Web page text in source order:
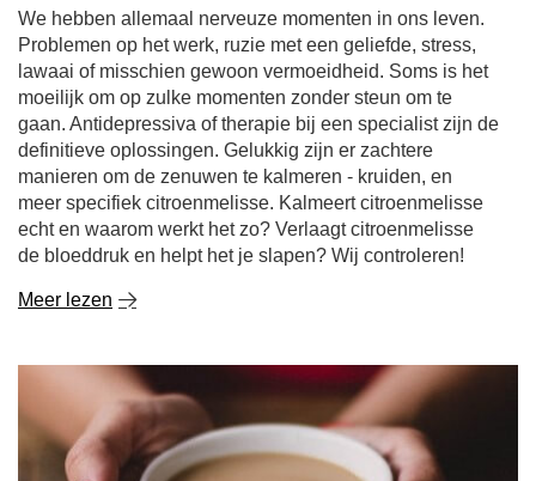
We hebben allemaal nerveuze momenten in ons leven.
Problemen op het werk, ruzie met een geliefde, stress,
lawaai of misschien gewoon vermoeidheid. Soms is het
moeilijk om op zulke momenten zonder steun om te
gaan. Antidepressiva of therapie bij een specialist zijn de
definitieve oplossingen. Gelukkig zijn er zachtere
manieren om de zenuwen te kalmeren - kruiden, en
meer specifiek citroenmelisse. Kalmeert citroenmelisse
echt en waarom werkt het zo? Verlaagt citroenmelisse
de bloeddruk en helpt het je slapen? Wij controleren!
Meer lezen